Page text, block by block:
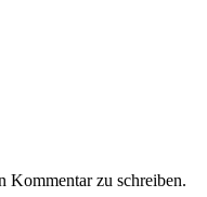
Kommentar zu schreiben.